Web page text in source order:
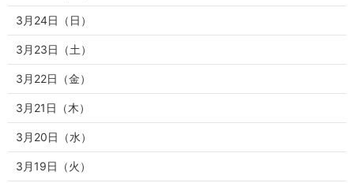
3月24日（日）
3月23日（土）
3月22日（金）
3月21日（木）
3月20日（水）
3月19日（火）